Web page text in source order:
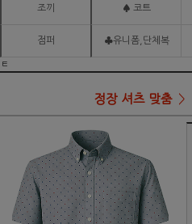
조끼 ♠ 코트
점퍼 ♣유니폼,단체복
ㅌ
정장 셔츠 맞춤